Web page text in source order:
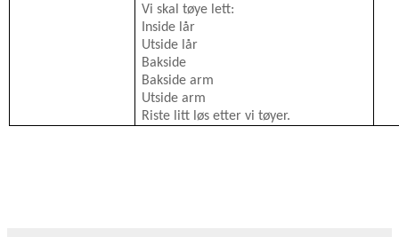
Vi skal tøye lett:
Inside lår
Utside lår
Bakside
Bakside arm
Utside arm
Riste litt løs etter vi tøyer.